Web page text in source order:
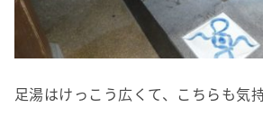
足湯はけっこう広くて、こちらも気